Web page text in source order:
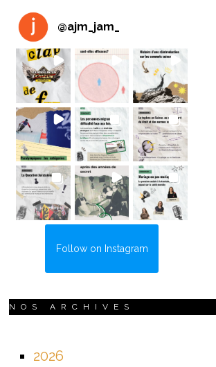
@ajm_jam_
Follow on Instagram
NOS ARCHIVES
2026